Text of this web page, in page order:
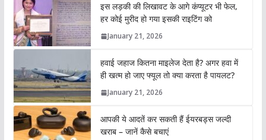
इस लड़की की लिखावट के आगे कंप्यूटर भी फेल,
हर कोई मुरीद हो गया इसकी राइटिंग को
January 21, 2026
हवाई जहाज कितना माइलेज देता है? अगर हवा में
ही खत्म हो जाए फ्यूल तो क्या करता है पायलट?
January 21, 2026
आपकी ये आदतें कर सकती हैं ईयरबड्स जल्दी
खराब – जानें कैसे बचाएं